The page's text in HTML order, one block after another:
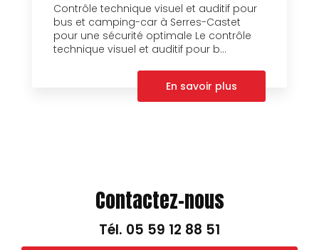
Contrôle technique visuel et auditif pour
bus et camping-car à Serres-Castet
pour une sécurité optimale Le contrôle
technique visuel et auditif pour b...
En savoir plus
Contactez-nous
Tél. 05 59 12 88 51